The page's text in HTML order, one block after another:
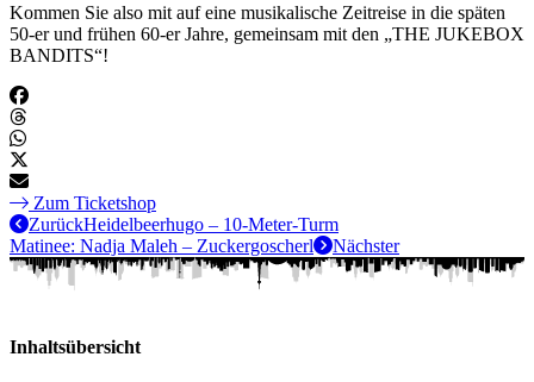
Kommen Sie also mit auf eine musikalische Zeitreise in die späten
50-er und frühen 60-er Jahre, gemeinsam mit den „THE JUKEBOX
BANDITS“!
Zum Ticketshop
ZurückHeidelbeerhugo – 10-Meter-Turm
Matinee: Nadja Maleh – Zuckergoscherl
Nächster
Inhaltsübersicht